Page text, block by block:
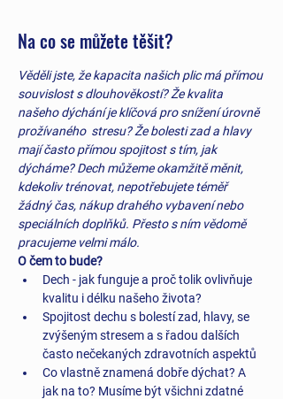
Na co se můžete těšit?
Věděli jste, že kapacita našich plic má přímou
souvislost s dlouhověkostí? Že kvalita
našeho dýchání je klíčová pro snížení úrovně
prožívaného  stresu? Že bolesti zad a hlavy
mají často přímou spojitost s tím, jak
dýcháme? Dech můžeme okamžitě měnit,
kdekoliv trénovat, nepotřebujete téměř
žádný čas, nákup drahého vybavení nebo
speciálních doplňků. Přesto s ním vědomě
pracujeme velmi málo.
O čem to bude?
Dech - jak funguje a proč tolik ovlivňuje
kvalitu i délku našeho života?
Spojitost dechu s bolestí zad, hlavy, se
zvýšeným stresem a s řadou dalších
často nečekaných zdravotních aspektů
Co vlastně znamená dobře dýchat? A
jak na to? Musíme být všichni zdatné